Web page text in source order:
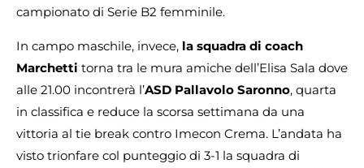
campionato di Serie B2 femminile.
In campo maschile, invece, la squadra di coach
Marchetti torna tra le mura amiche dell’Elisa Sala dove
alle 21.00 incontrerà l’ASD Pallavolo Saronno, quarta
in classifica e reduce la scorsa settimana da una
vittoria al tie break contro Imecon Crema. L’andata ha
visto trionfare col punteggio di 3-1 la squadra di